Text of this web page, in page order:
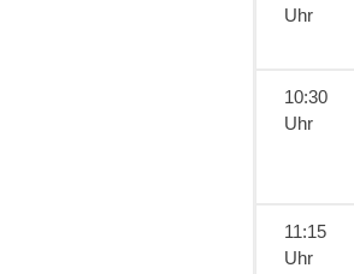
Uhr
10:30
Uhr
11:15
Uhr